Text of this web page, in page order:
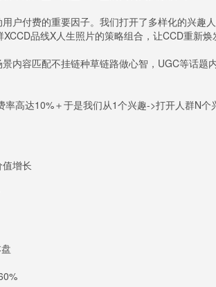
户付费的重要因子。我们打开了多样化的兴趣
品线X人生照片的策略组合，让CCD重新焕
内容匹配不挂链种草链路做心智，UGC等话题
高达10%＋于是我们从1个兴趣->打开人群N
增长